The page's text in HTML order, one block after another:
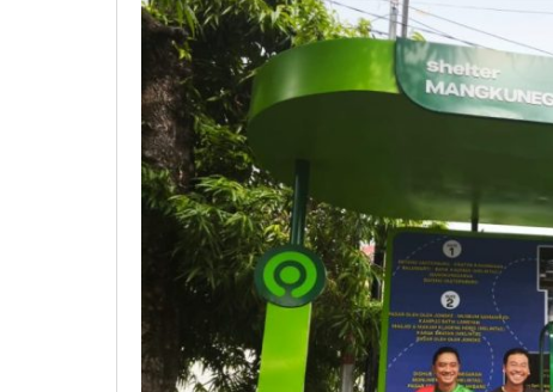
Shelter
Mangkunegaran